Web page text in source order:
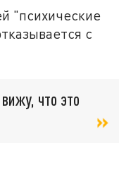
"психические
с
что это